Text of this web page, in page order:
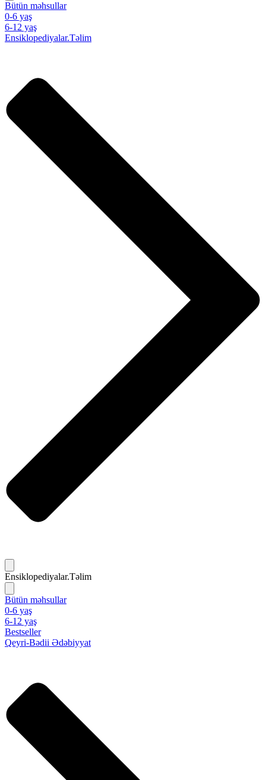
Bütün məhsullar
0-6 yaş
6-12 yaş
Ensiklopediyalar.Təlim
Ensiklopediyalar.Təlim
Bütün məhsullar
0-6 yaş
6-12 yaş
Bestseller
Qeyri-Bədii Ədəbiyyat